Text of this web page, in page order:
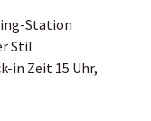
Station
Stil
in Zeit 15 Uhr,